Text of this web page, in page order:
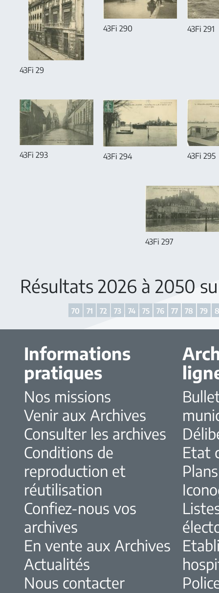
43Fi 29
43Fi 290 43Fi 291
43Fi 293 43Fi 294 43Fi 295
43Fi 297
Résultats 2026 à 2050
70 71 72 73 74 75 76 77 78 79
Informations
pratiques
Nos missions
Venir aux Archives
Consulter les archives
Conditions de
reproduction et
réutilisation
Confiez-nous vos
archives
En vente aux Archives
Actualités
Nous contacter
Etat
Plans